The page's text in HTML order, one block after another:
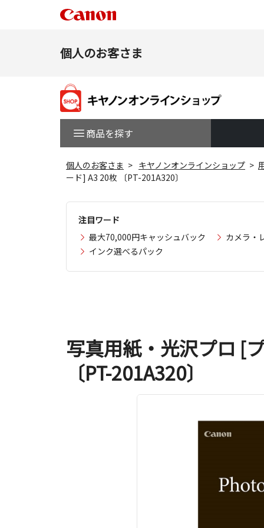
個人のお客さま
商品を探す
個人のお客さま キヤノンオンラインショップ
ード] A3 20枚 〔PT-201A320〕
注目ワード
最大70,000円キャッシュバック
カメラ・
インク選べるパック
写真用紙・光沢プロ [
〔PT-201A320〕